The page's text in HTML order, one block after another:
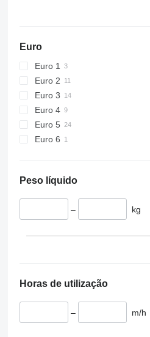
Euro
Euro 1
Euro 2
Euro 3
Euro 4
Euro 5
Euro 6
Peso líquido
– kg
Horas de utilização
– m/h